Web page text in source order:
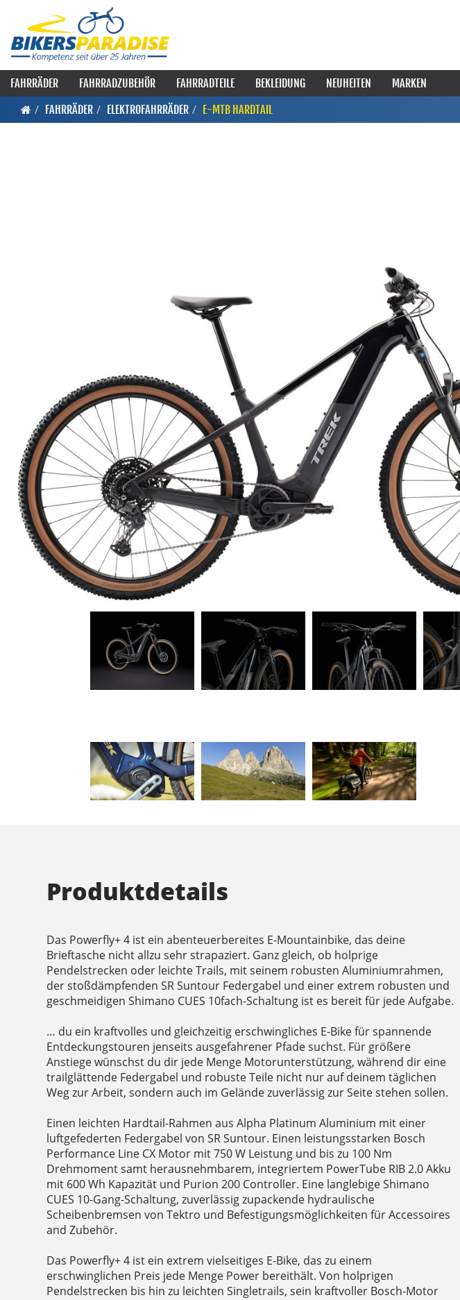
FAHRRÄDER FAHRRADZUBEHÖR FAHRRADTEILE BEKLEIDUNG NEUHEITEN
MARKEN
FAHRRÄDER
ELEKTROFAHRRÄDER E-MTB HARDTAIL
Produktdetails
Das Powerfly+ 4 ist ein abenteuerbereites E-Mountainbike, das deine
Brieftasche nicht allzu sehr strapaziert. Ganz gleich, ob holprige
Pendelstrecken oder leichte Trails, mit seinem robusten Aluminiumrahmen,
der stoßdämpfenden SR Suntour Federgabel und einer extrem robusten und
geschmeidigen Shimano CUES 10fach-Schaltung ist es bereit für jede Aufgabe.
… du ein kraftvolles und gleichzeitig erschwingliches E-Bike für spannende
Entdeckungstouren jenseits ausgefahrener Pfade suchst. Für größere
Anstiege wünschst du dir jede Menge Motorunterstützung, während dir eine
trailglättende Federgabel und robuste Teile nicht nur auf deinem täglichen
Weg zur Arbeit, sondern auch im Gelände zuverlässig zur Seite stehen sollen.
Einen leichten Hardtail-Rahmen aus Alpha Platinum Aluminium mit einer
luftgefederten Federgabel von SR Suntour. Einen leistungsstarken Bosch
Performance Line CX Motor mit 750 W Leistung und bis zu 100 Nm
Drehmoment samt herausnehmbarem, integriertem PowerTube RIB 2.0 Akku
mit 600 Wh Kapazität und Purion 200 Controller. Eine langlebige Shimano
CUES 10-Gang-Schaltung, zuverlässig zupackende hydraulische
Scheibenbremsen von Tektro und Befestigungsmöglichkeiten für Accessoires
and Zubehör.
Das Powerfly+ 4 ist ein extrem vielseitiges E-Bike, das zu einem
erschwinglichen Preis jede Menge Power bereithält. Von holprigen
Pendelstrecken bis hin zu leichten Singletrails, sein kraftvoller Bosch-Motor